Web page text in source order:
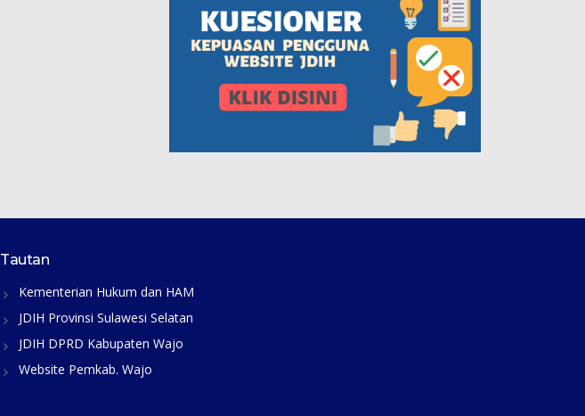
Tautan
Kementerian Hukum dan HAM
JDIH Provinsi Sulawesi Selatan
JDIH DPRD Kabupaten Wajo
Website Pemkab. Wajo